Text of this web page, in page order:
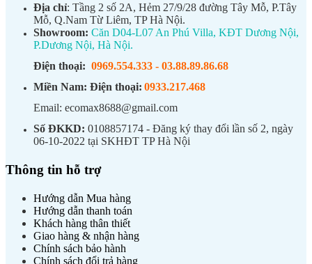
Địa chỉ: Tầng 2 số 2A, Hẻm 27/9/28 đường Tây Mỗ, P.Tây
Mỗ, Q.Nam Từ Liêm, TP Hà Nội.
Showroom: Căn D04-L07 An Phú Villa, KĐT Dương Nội,
P.Dương Nội, Hà Nội.
Điện thoại: 0969.554.333 - 03.88.89.86.68
Miền Nam: Điện thoại: 0933.217.468
Email: ecomax8688@gmail.com
Số ĐKKD: 0108857174 - Đăng ký thay đổi lần số 2, ngày
06-10-2022 tại SKHĐT TP Hà Nội
Thông tin hỗ trợ
Hướng dẫn Mua hàng
Hướng dẫn thanh toán
Khách hàng thân thiết
Giao hàng & nhận hàng
Chính sách bảo hành
Chính sách đổi trả hàng